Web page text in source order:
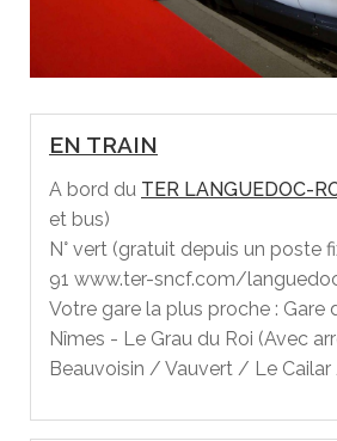
EN TRAIN
A bord du TER LANGUEDOC-
et bus)
N° vert (gratuit depuis un poste
91 www.ter-sncf.com/
Votre gare la plus proche : Gare
Nîmes - Le Grau du Roi (Avec
Beauvoisin / Vauvert / Le